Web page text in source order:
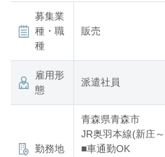
募集業
種・職
種
販売
雇用形
態
派遣社員
勤務地
青森県青森市
JR奥羽本線(新庄
■車通勤OK